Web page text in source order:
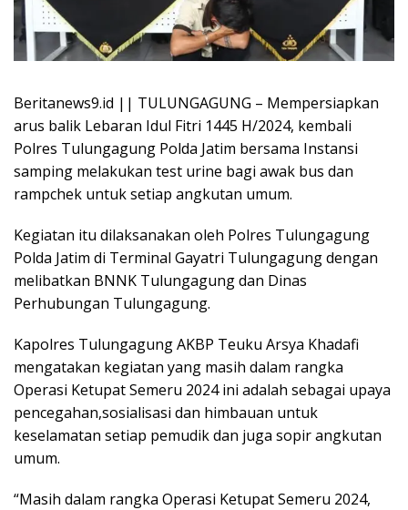
Beritanews9.id || TULUNGAGUNG – Mempersiapkan
arus balik Lebaran Idul Fitri 1445 H/2024, kembali
Polres Tulungagung Polda Jatim bersama Instansi
samping melakukan test urine bagi awak bus dan
rampchek untuk setiap angkutan umum.
Kegiatan itu dilaksanakan oleh Polres Tulungagung
Polda Jatim di Terminal Gayatri Tulungagung dengan
melibatkan BNNK Tulungagung dan Dinas
Perhubungan Tulungagung.
Kapolres Tulungagung AKBP Teuku Arsya Khadafi
mengatakan kegiatan yang masih dalam rangka
Operasi Ketupat Semeru 2024 ini adalah sebagai upaya
pencegahan,sosialisasi dan himbauan untuk
keselamatan setiap pemudik dan juga sopir angkutan
umum.
“Masih dalam rangka Operasi Ketupat Semeru 2024,